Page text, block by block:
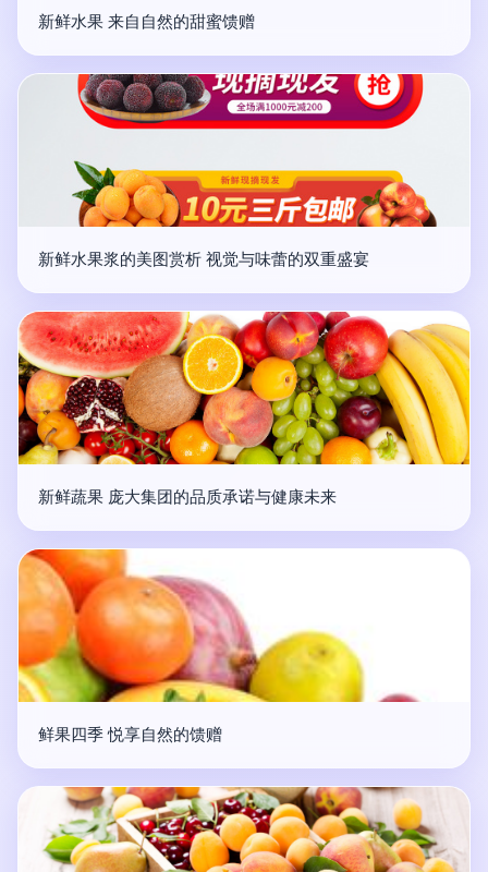
新鲜水果 来自自然的甜蜜馈赠
新鲜水果浆的美图赏析 视觉与味蕾的双重盛宴
新鲜蔬果 庞大集团的品质承诺与健康未来
鲜果四季 悦享自然的馈赠